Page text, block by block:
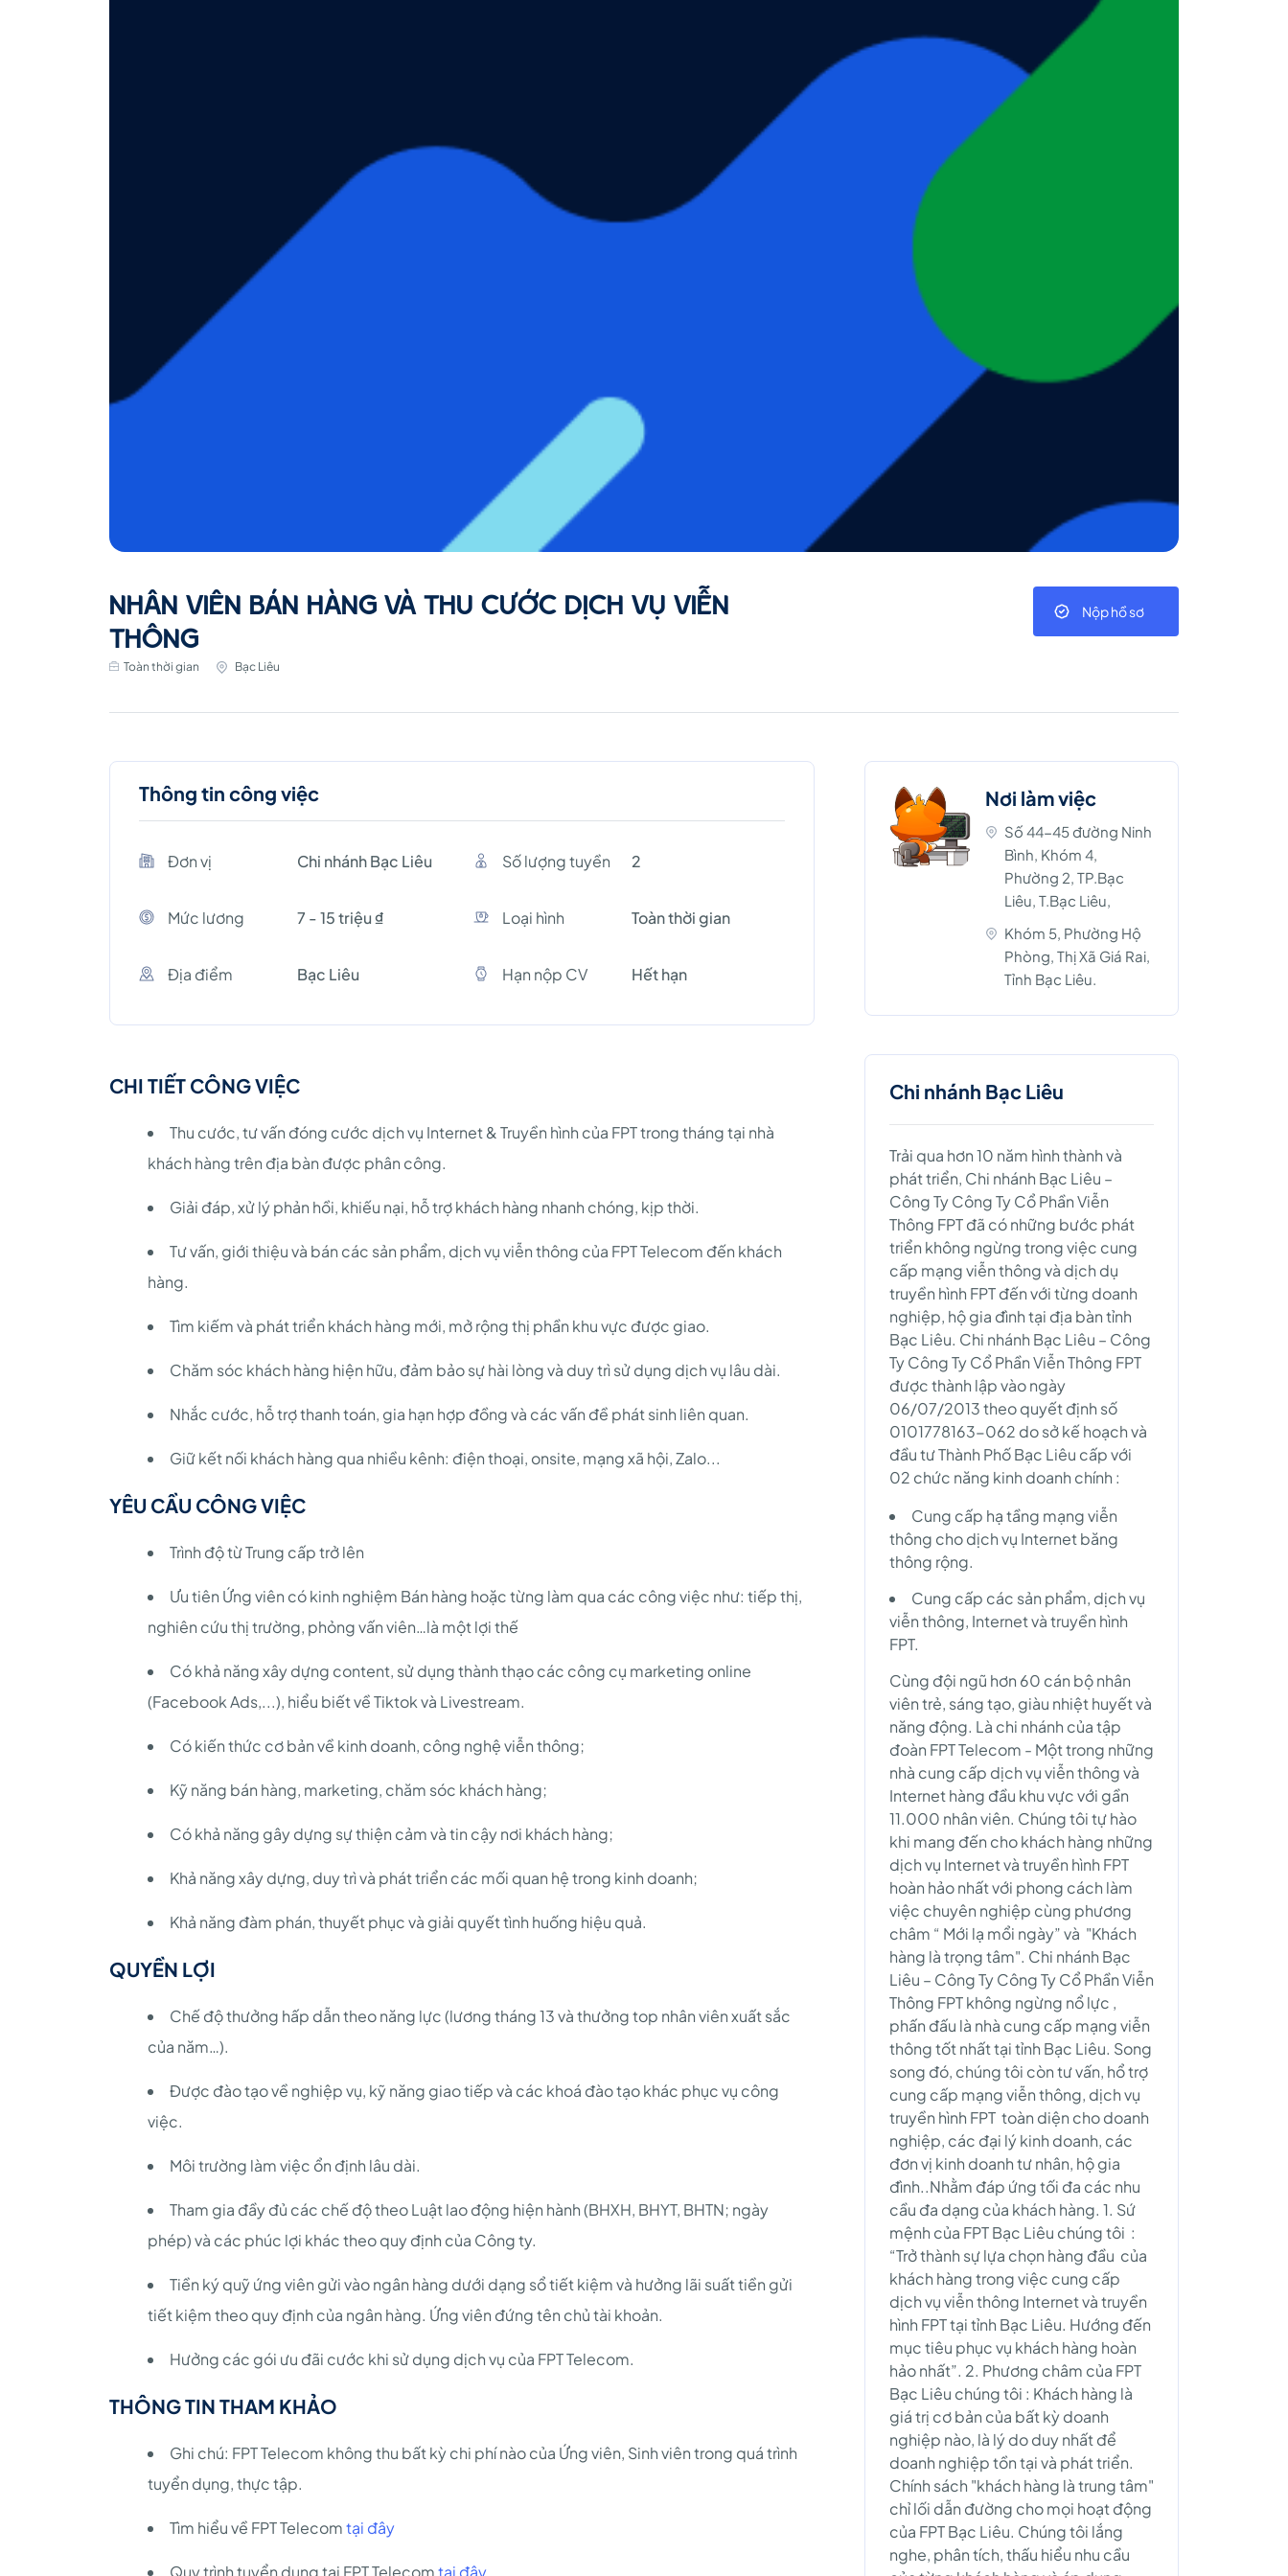
NHÂN VIÊN BÁN HÀNG VÀ THU CƯỚC DỊCH VỤ VIỄN
THÔNG
Toàn thời gian Bạc Liêu
Nộp hồ sơ
Thông tin công việc
Đơn vị Chi nhánh Bạc Liêu Số lượng tuyền 2
Mức lương 7 - 15 triệu ₫ Loại hình Toàn thời gian
Địa điểm Bạc Liêu Hạn nộp CV Hết hạn
CHI TIẾT CÔNG VIỆC
Thu cước, tư vấn đóng cước dịch vụ Internet & Truyền hình của FPT trong tháng tại nhà
khách hàng trên địa bàn được phân công.
Giải đáp, xử lý phản hồi, khiếu nại, hỗ trợ khách hàng nhanh chóng, kịp thời.
Tư vấn, giới thiệu và bán các sản phẩm, dịch vụ viễn thông của FPT Telecom đến khách
hàng.
Tìm kiếm và phát triển khách hàng mới, mở rộng thị phần khu vực được giao.
Chăm sóc khách hàng hiện hữu, đảm bảo sự hài lòng và duy trì sử dụng dịch vụ lâu dài.
Nhắc cước, hỗ trợ thanh toán, gia hạn hợp đồng và các vấn đề phát sinh liên quan.
Giữ kết nối khách hàng qua nhiều kênh: điện thoại, onsite, mạng xã hội, Zalo...
YÊU CẦU CÔNG VIỆC
Trình độ từ Trung cấp trở lên
Ưu tiên Ứng viên có kinh nghiệm Bán hàng hoặc từng làm qua các công việc như: tiếp thị,
nghiên cứu thị trường, phỏng vấn viên…là một lợi thế
Có khả năng xây dựng content, sử dụng thành thạo các công cụ marketing online
(Facebook Ads,...), hiểu biết về Tiktok và Livestream.
Có kiến thức cơ bản về kinh doanh, công nghệ viễn thông;
Kỹ năng bán hàng, marketing, chăm sóc khách hàng;
Có khả năng gây dựng sự thiện cảm và tin cậy nơi khách hàng;
Khả năng xây dựng, duy trì và phát triển các mối quan hệ trong kinh doanh;
Khả năng đàm phán, thuyết phục và giải quyết tình huống hiệu quả.
QUYỀN LỢI
Chế độ thưởng hấp dẫn theo năng lực (lương tháng 13 và thưởng top nhân viên xuất sắc
của năm…).
Được đào tạo về nghiệp vụ, kỹ năng giao tiếp và các khoá đào tạo khác phục vụ công
việc.
Môi trường làm việc ổn định lâu dài.
Tham gia đầy đủ các chế độ theo Luật lao động hiện hành (BHXH, BHYT, BHTN; ngày
phép) và các phúc lợi khác theo quy định của Công ty.
Tiền ký quỹ ứng viên gửi vào ngân hàng dưới dạng sổ tiết kiệm và hưởng lãi suất tiền gửi
tiết kiệm theo quy định của ngân hàng. Ứng viên đứng tên chủ tài khoản.
Hưởng các gói ưu đãi cước khi sử dụng dịch vụ của FPT Telecom.
THÔNG TIN THAM KHẢO
Ghi chú: FPT Telecom không thu bất kỳ chi phí nào của Ứng viên, Sinh viên trong quá trình
tuyển dụng, thực tập.
Tìm hiểu về FPT Telecomtại đây
Quy trình tuyển dụng tại FPT Telecomtại đây
Nơi làm việc
Số 44-45 đường Ninh
Bình, Khóm 4,
Phường 2, TP.Bạc
Liêu, T.Bạc Liêu,
Khóm 5, Phường Hộ
Phòng, Thị Xã Giá Rai,
Tỉnh Bạc Liêu.
Chi nhánh Bạc Liêu
Trải qua hơn 10 năm hình thành và
phát triển, Chi nhánh Bạc Liêu –
Công Ty Công Ty Cổ Phần Viễn
Thông FPT đã có những bước phát
triển không ngừng trong việc cung
cấp mạng viễn thông và dịch dụ
truyền hình FPT đến với từng doanh
nghiệp, hộ gia đình tại địa bàn tỉnh
Bạc Liêu. Chi nhánh Bạc Liêu – Công
Ty Công Ty Cổ Phần Viễn Thông FPT
được thành lập vào ngày
06/07/2013 theo quyết định số
0101778163-062 do sở kế hoạch và
đầu tư Thành Phố Bạc Liêu cấp với
02 chức năng kinh doanh chính :
Cung cấp hạ tầng mạng viễn
thông cho dịch vụ Internet băng
thông rộng.
Cung cấp các sản phẩm, dịch vụ
viễn thông, Internet và truyền hình
FPT.
Cùng đội ngũ hơn 60 cán bộ nhân
viên trẻ, sáng tạo, giàu nhiệt huyết và
năng động. Là chi nhánh của tập
đoàn FPT Telecom - Một trong những
nhà cung cấp dịch vụ viễn thông và
Internet hàng đầu khu vực với gần
11.000 nhân viên. Chúng tôi tự hào
khi mang đến cho khách hàng những
dịch vụ Internet và truyền hình FPT
hoàn hảo nhất với phong cách làm
việc chuyên nghiệp cùng phương
châm “ Mới lạ mổi ngày” và "Khách
hàng là trọng tâm". Chi nhánh Bạc
Liêu – Công Ty Công Ty Cổ Phần Viễn
Thông FPT không ngừng nổ lực ,
phấn đấu là nhà cung cấp mạng viễn
thông tốt nhất tại tỉnh Bạc Liêu. Song
song đó, chúng tôi còn tư vấn, hổ trợ
cung cấp mạng viễn thông, dịch vụ
truyền hình FPT toàn diện cho doanh
nghiệp, các đại lý kinh doanh, các
đơn vị kinh doanh tư nhân, hộ gia
đình..Nhằm đáp ứng tối đa các nhu
cầu đa dạng của khách hàng. 1. Sứ
mệnh của FPT Bạc Liêu chúng tôi :
“Trở thành sự lựa chọn hàng đầu của
khách hàng trong việc cung cấp
dịch vụ viễn thông Internet và truyền
hình FPT tại tỉnh Bạc Liêu. Hướng đến
mục tiêu phục vụ khách hàng hoàn
hảo nhất”. 2. Phương châm của FPT
Bạc Liêu chúng tôi : Khách hàng là
giá trị cơ bản của bất kỳ doanh
nghiệp nào, là lý do duy nhất để
doanh nghiệp tồn tại và phát triển.
Chính sách "khách hàng là trung tâm"
chỉ lối dẫn đường cho mọi hoạt động
của FPT Bạc Liêu. Chúng tôi lắng
nghe, phân tích, thấu hiểu nhu cầu